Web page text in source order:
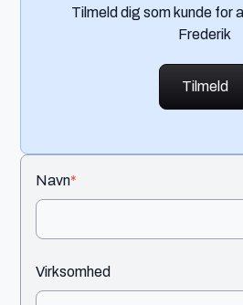
Tilmeld dig som kunde for
Frederik
Tilmeld
Navn*
Virksomhed